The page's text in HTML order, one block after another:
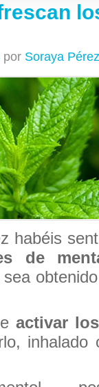
por Soraya Pérez
habéis
de
activar
inhalado